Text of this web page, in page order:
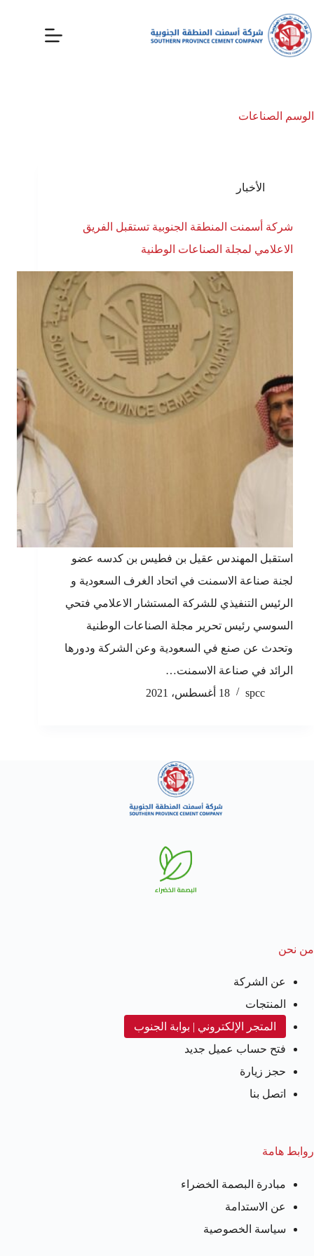
الوسم الصناعات
الأخبار
شركة أسمنت المنطقة الجنوبية تستقبل الفريق
الاعلامي لمجلة الصناعات الوطنية
استقبل المهندس عقيل بن فطيس بن كدسه عضو
لجنة صناعة الاسمنت في اتحاد الغرف السعودية و
الرئيس التنفيذي للشركة المستشار الاعلامي فتحي
السوسي رئيس تحرير مجلة الصناعات الوطنية
وتحدث عن صنع في السعودية وعن الشركة ودورها
الرائد في صناعة الاسمنت…
spcc
18 أغسطس، 2021
من نحن
عن الشركة
المنتجات
المتجر الإلكتروني | بوابة الجنوب
فتح حساب عميل جديد
حجز زيارة
اتصل بنا
روابط هامة
مبادرة البصمة الخضراء
عن الاستدامة
سياسة الخصوصية